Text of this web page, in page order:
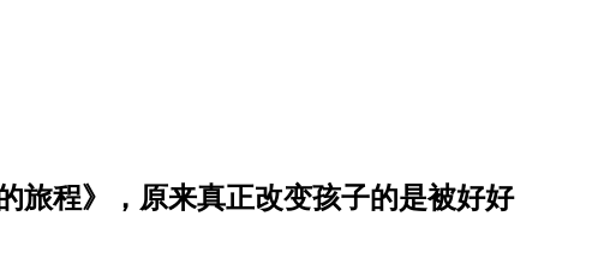
旅程》，原来真正改变孩子的是被好好